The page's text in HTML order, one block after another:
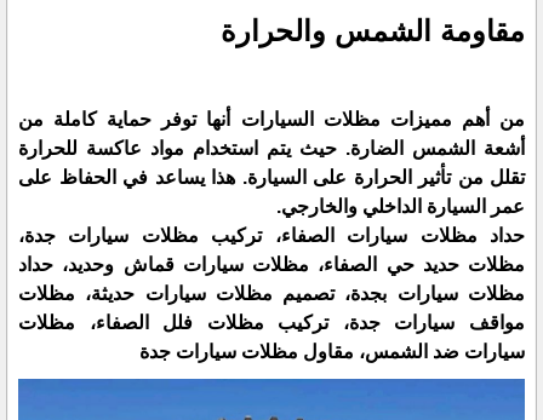
مقاومة الشمس والحرارة
من أهم مميزات مظلات السيارات أنها توفر حماية كاملة من
أشعة الشمس الضارة. حيث يتم استخدام مواد عاكسة للحرارة
تقلل من تأثير الحرارة على السيارة. هذا يساعد في الحفاظ على
عمر السيارة الداخلي والخارجي.
حداد مظلات سيارات الصفاء، تركيب مظلات سيارات جدة،
مظلات حديد حي الصفاء، مظلات سيارات قماش وحديد، حداد
مظلات سيارات بجدة، تصميم مظلات سيارات حديثة، مظلات
مواقف سيارات جدة، تركيب مظلات فلل الصفاء، مظلات
سيارات ضد الشمس، مقاول مظلات سيارات جدة